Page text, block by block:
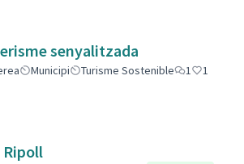
senyalitzada
Municipi Turisme Sostenible 1
1
Ripoll